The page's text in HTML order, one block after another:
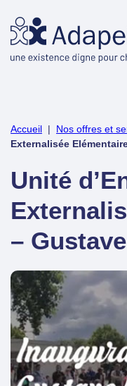
Accueil | Nos offres et
Externalisée
Unité
–